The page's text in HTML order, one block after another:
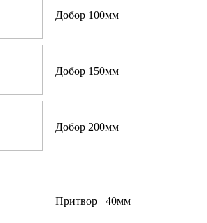
Добор 100мм
Добор 150мм
Добор 200мм
Притвор 40мм